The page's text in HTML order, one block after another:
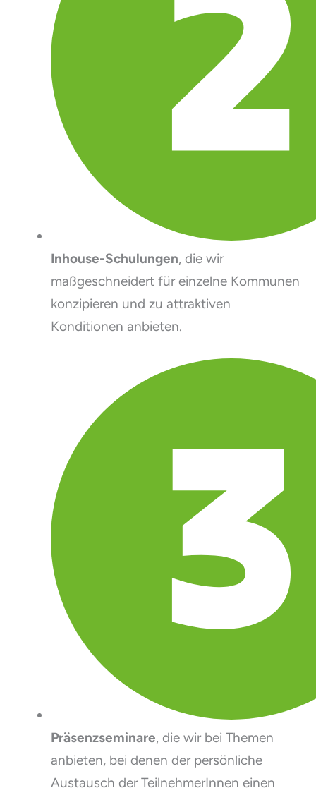
Inhouse-Schulungen, die wir
maßgeschneidert für einzelne Kommunen
konzipieren und zu attraktiven
Konditionen anbieten.
Präsenzseminare, die wir bei Themen
anbieten, bei denen der persönliche
Austausch der TeilnehmerInnen einen